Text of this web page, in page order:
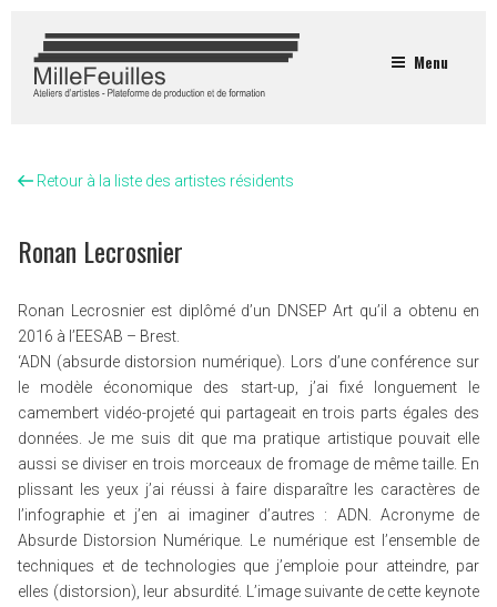
Menu
Retour à la liste des artistes résidents
Ronan Lecrosnier
Ronan Lecrosnier est diplômé d’un DNSEP Art qu’il a obtenu en
2016 à l’EESAB – Brest.
‘ADN (absurde distorsion numérique). Lors d’une conférence sur
le modèle économique des start-up, j’ai fixé longuement le
camembert vidéo-projeté qui partageait en trois parts égales des
données. Je me suis dit que ma pratique artistique pouvait elle
aussi se diviser en trois morceaux de fromage de même taille. En
plissant les yeux j’ai réussi à faire disparaître les caractères de
l’infographie et j’en ai imaginer d’autres : ADN. Acronyme de
Absurde Distorsion Numérique. Le numérique est l’ensemble de
techniques et de technologies que j’emploie pour atteindre, par
elles (distorsion), leur absurdité. L’image suivante de cette keynote